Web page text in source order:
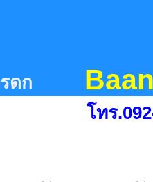
โทร
ดก